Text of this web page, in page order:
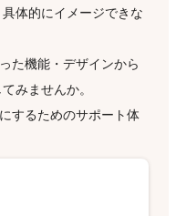
体的にイメージできな
た機能・デザインから
みませんか。
するためのサポート体